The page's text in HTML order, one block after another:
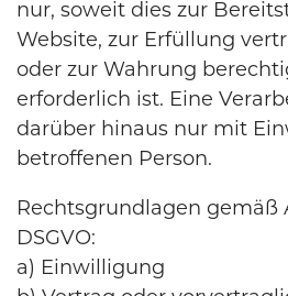
nur, soweit dies zur
Website, zur Erfüllung
oder zur Wahrung
erforderlich ist. Eine
darüber hinaus nur mit
betroffenen Person.
Rechtsgrundlagen gemäß
DSGVO:
a) Einwilligung